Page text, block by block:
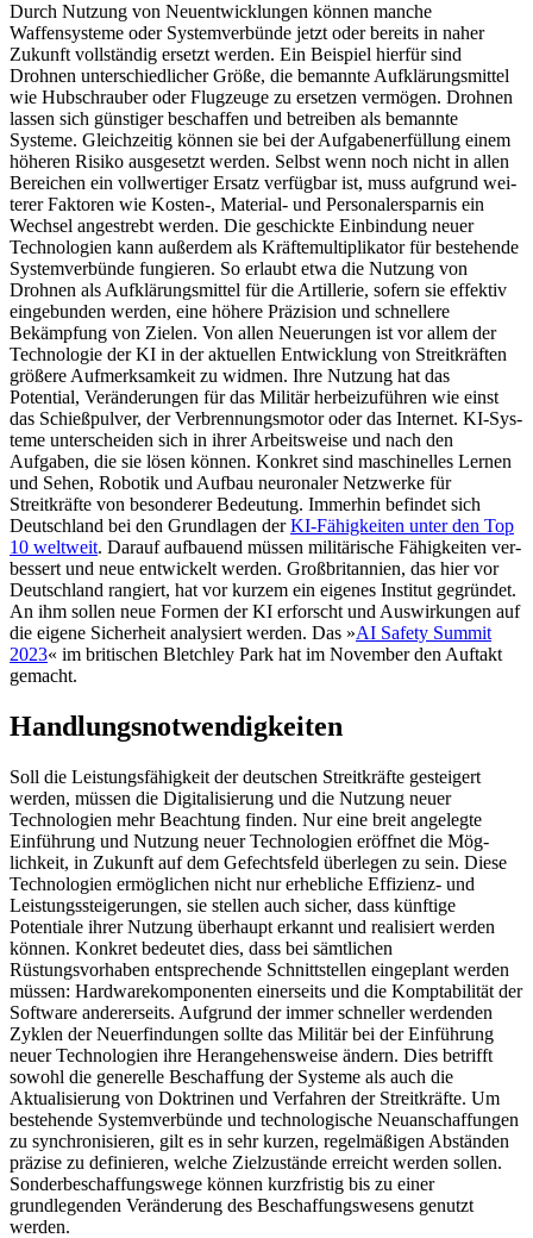
Durch Nutzung von Neuentwicklungen können manche
Waffensysteme oder Sys­temverbünde jetzt oder bereits in naher
Zukunft vollständig ersetzt werden. Ein Beispiel hierfür sind
Drohnen unterschiedlicher Größe, die bemannte Aufklärungsmittel
wie Hubschrauber oder Flugzeuge zu ersetzen vermögen. Drohnen
lassen sich günstiger beschaffen und betreiben als bemannte
Systeme. Gleichzeitig können sie bei der Aufgabenerfüllung einem
höheren Risiko ausgesetzt werden. Selbst wenn noch nicht in allen
Bereichen ein vollwertiger Ersatz verfügbar ist, muss aufgrund wei­
terer Faktoren wie Kosten-, Material- und Personalersparnis ein
Wechsel angestrebt werden. Die geschickte Einbindung neuer
Technologien kann außerdem als Kräfte­multiplikator für bestehende
Systemverbün­de fungieren. So erlaubt etwa die Nutzung von
Drohnen als Aufklärungsmittel für die Artillerie, sofern sie effektiv
eingebunden werden, eine höhere Präzision und schnel­lere
Bekämpfung von Zielen. Von allen Neuerungen ist vor allem der
Techno­logie der KI in der aktuellen Entwicklung von Streitkräften
größere Aufmerksamkeit zu widmen. Ihre Nutzung hat das
Potential, Veränderungen für das Militär herbeizufüh­ren wie einst
das Schießpulver, der Ver­bren­nungsmotor oder das Internet. KI-Sys­
teme unterscheiden sich in ihrer Arbeits­weise und nach den
Aufgaben, die sie lösen können. Konkret sind maschinelles Lernen
und Sehen, Robotik und Aufbau neuronaler Netzwerke für
Streitkräfte von besonderer Bedeutung. Immerhin befindet sich
Deutsch­land bei den Grundlagen derKI-Fähigkeiten unter den Top
10 weltweit. Darauf aufbau­end müssen militärische Fähigkeiten ver­
bessert und neue entwickelt werden. Groß­britannien, das hier vor
Deutschland ran­giert, hat vor kurzem ein eigenes Institut gegrün­det.
An ihm sollen neue Formen der KI erforscht und Auswirkungen auf
die eigene Sicherheit analysiert werden. Das »AI Safety Summit
2023« im britischen Bletchley Park hat im November den Auf­takt
gemacht.
Handlungsnotwendigkeiten
Soll die Leistungsfähigkeit der deutschen Streitkräfte gesteigert
werden, müssen die Digitalisierung und die Nutzung neuer
Technologien mehr Beachtung finden. Nur eine breit angelegte
Einführung und Nut­zung neuer Technologien eröffnet die Mög­
lichkeit, in Zukunft auf dem Gefechtsfeld überlegen zu sein. Diese
Technologien ermöglichen nicht nur erhebliche Effizienz- und
Leistungssteigerungen, sie stellen auch sicher, dass künftige
Potentiale ihrer Nut­zung überhaupt erkannt und realisiert wer­den
können. Konkret bedeutet dies, dass bei sämtlichen
Rüstungsvorhaben entsprechende Schnittstellen eingeplant werden
müssen: Hardwarekomponenten einerseits und die Komptabilität der
Software andererseits. Aufgrund der immer schneller werdenden
Zyklen der Neuerfindungen sollte das Mili­tär bei der Einführung
neuer Technologien ihre Herangehensweise ändern. Dies betrifft
sowohl die generelle Beschaffung der Sys­teme als auch die
Aktualisierung von Dok­trinen und Verfahren der Streitkräfte. Um
bestehende Systemverbünde und techno­logische Neuanschaffungen
zu synchronisieren, gilt es in sehr kurzen, regelmäßigen Abständen
präzise zu definieren, welche Zielzustände erreicht werden sollen.
Son­derbeschaffungswege können kurzfristig bis zu einer
grundlegenden Veränderung des Beschaffungswesens genutzt
werden.